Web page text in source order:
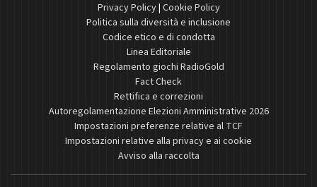
Privacy Policy| Cookie Policy
Politica sulla diversità e inclusione
Codice etico e di condotta
Linea Editoriale
Regolamento giochi RadioGold
Fact Check
Rettifica e correzioni
Autoregolamentazione Elezioni Amministrative 2026
Impostazioni preferenze relative al TCF
Impostazioni relative alla privacy e ai cookie
Avviso alla raccolta